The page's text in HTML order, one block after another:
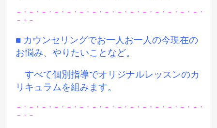
－・－・－・－・－・－・－・－・－・－・－・－・－・－・－・
－・－
■ カウンセリングでお一人お一人の今現在の
お悩み、やりたいことなど。
すべて個別指導でオリジナルレッスンのカ
リキュラムを組みます。
－・－・－・－・－・－・－・－・－・－・－・－・－・－・－・
－・－